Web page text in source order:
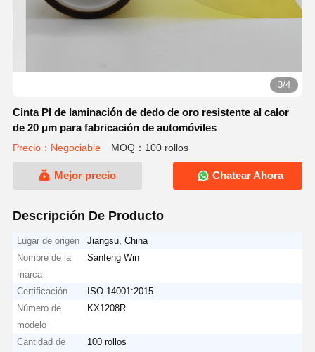
3/4
Cinta PI de laminación de dedo de oro resistente al calor
de 20 μm para fabricación de automóviles
Precio：Negociable MOQ：100 rollos
Mejor precio Chatear Ahora
Descripción De Producto
Lugar de origen
Jiangsu, China
Nombre de la
marca
Sanfeng Win
Certificación
ISO 14001:2015
Número de
modelo
KX1208R
Cantidad de
100 rollos